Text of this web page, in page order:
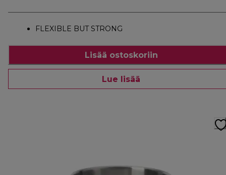
FLEXIBLE BUT STRONG
Lisää ostoskoriin
Lue lisää